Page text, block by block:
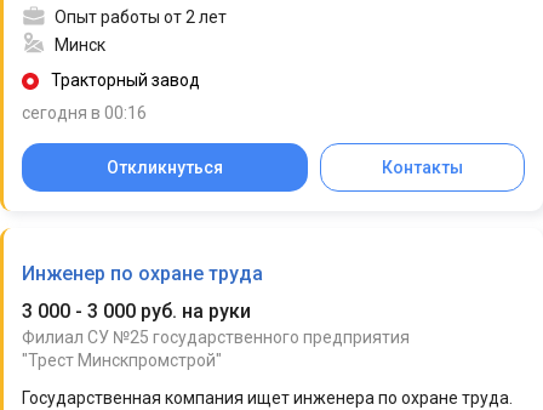
Опыт работы от 2 лет
Минск
Тракторный завод
сегодня в 00:16
Откликнуться Контакты
Инженер по охране труда
3 000 - 3 000 руб. на руки
Филиал СУ №25 государственного предприятия
"Трест Минскпромстрой"
Государственная компания ищет инженера по охране труда.